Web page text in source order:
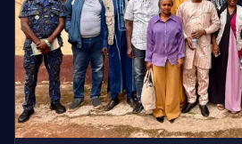
Table ronde autour de la
La FMG obtient
acteurs de la chaîne
Table ronde autour de la lutte